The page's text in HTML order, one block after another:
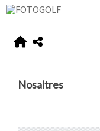
Nosaltres